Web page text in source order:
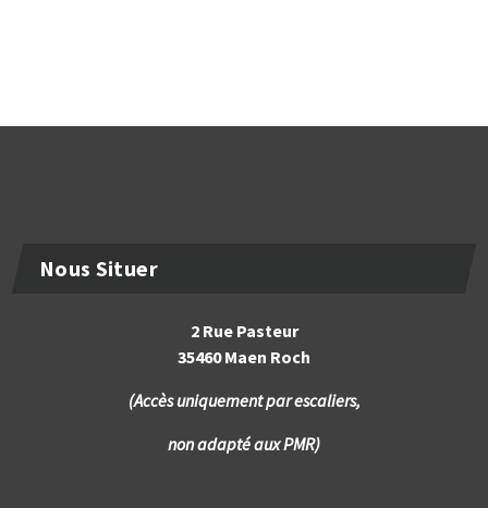
Nous Situer
2 Rue Pasteur
35460 Maen Roch
(Accès uniquement par escaliers,
non adapté aux PMR)